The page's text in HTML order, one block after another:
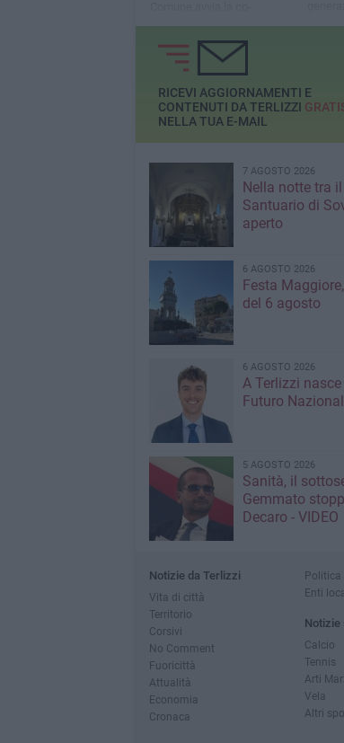
progettazione con il Terzo
RICEVI AGGIORNAMENTI E
CONTENUTI DA TERLIZZI
NELLA TUA E-MAIL
7 AGOSTO 2026
Nella notte tra
Santuario di
aperto
6 AGOSTO 2026
Festa
del 6 agosto
6 AGOSTO 2026
A Terlizzi
Futuro
5 AGOSTO 2026
Sanità, il
Gemmato
Decaro - VIDEO
Notizie da Terlizzi
Vita di città
Territorio
Corsivi
No Comment
Fuoricittà
Attualità
Economia
Cronaca
Politica
Enti
Notizie
Calcio
Tennis
Arti
Vela
Altri